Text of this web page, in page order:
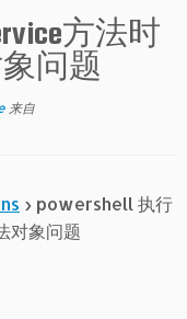
方法时
问题
来自
› powershell 执行
对象问题